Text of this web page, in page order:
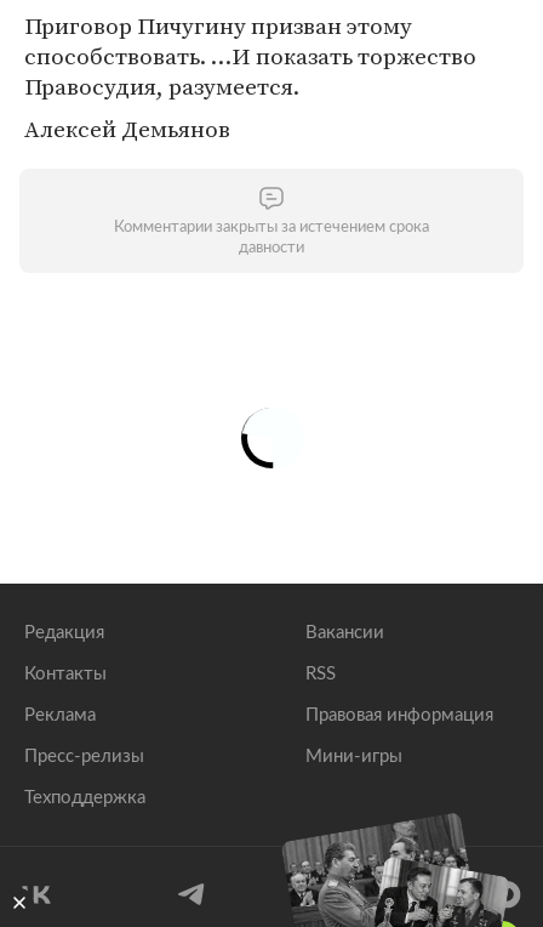
Приговор Пичугину призван этому
способствовать. …И показать торжество
Правосудия, разумеется.
Алексей Демьянов
Комментарии закрыты за истечением срока
давности
Редакция
Контакты
Реклама
Пресс-релизы
Техподдержка
Вакансии
RSS
Правовая информация
Мини-игры